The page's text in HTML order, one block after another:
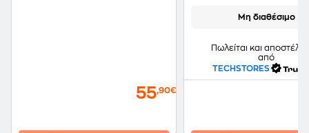
55,90€
Μη διαθέσιμο
Πωλείται και
από
TECHSTORES